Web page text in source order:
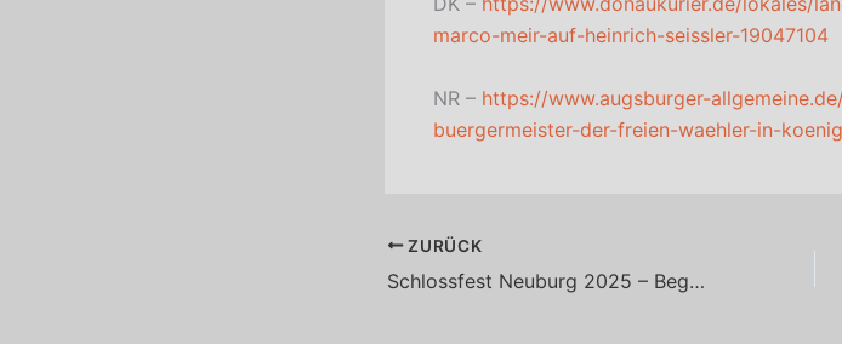
marco-meir-auf-heinrich-seissler-19047104
NR – https://www.augsburger-
buergermeister-der-freien-waehler-in-
ZURÜCK
Schlossfest Neuburg 2025 – Begegnung, Austausch und Gemeinschaft